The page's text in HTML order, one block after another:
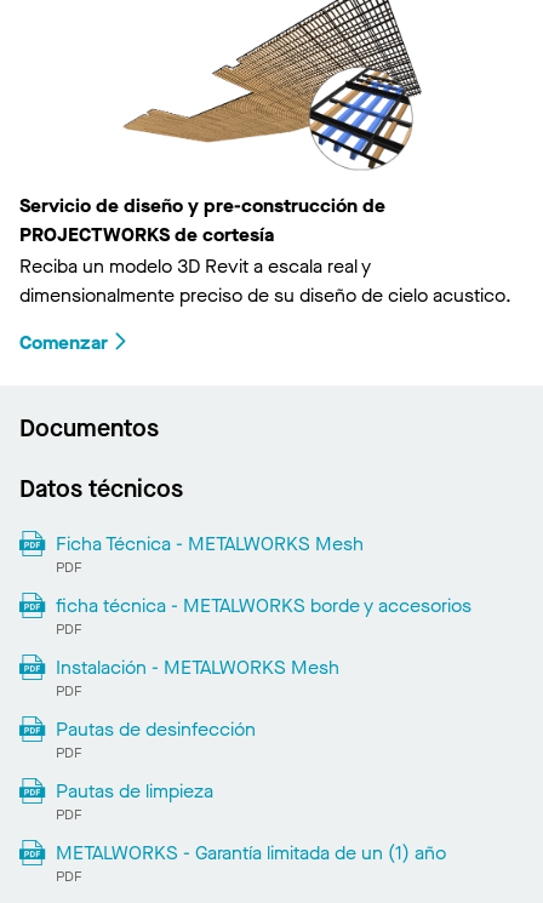
Servicio de diseño y pre-construcción de
PROJECTWORKS de cortesía
Reciba un modelo 3D Revit a escala real y
dimensionalmente preciso de su diseño de cielo acustico.
Comenzar
Documentos
Datos técnicos
Ficha Técnica - METALWORKS Mesh
PDF
ficha técnica - METALWORKS borde y accesorios
PDF
Instalación - METALWORKS Mesh
PDF
Pautas de desinfección
PDF
Pautas de limpieza
PDF
METALWORKS - Garantía limitada de un (1) año
PDF